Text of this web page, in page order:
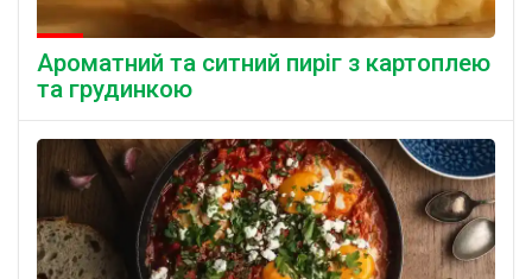
Ароматний та ситний пиріг з картоплею
та грудинкою